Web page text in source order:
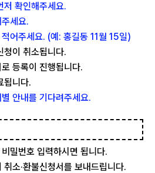
저 확인해주세요.
세요.
어주세요. (예: 홍길동 11월 15일)
청이 취소됩니다.
등록이 진행됩니다.
됩니다.
안내를 기다려주세요.
밀번호 입력하시면 됩니다.
소·환불신청서를 보내드립니다.